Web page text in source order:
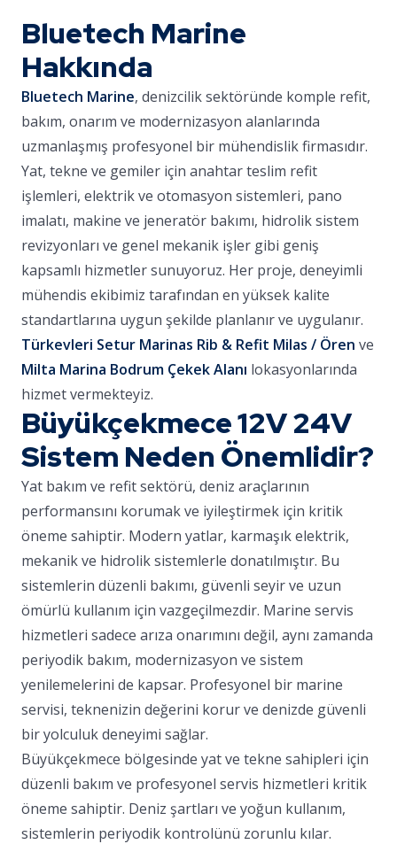
Bluetech Marine
Hakkında
Bluetech Marine, denizcilik sektöründe komple refit,
bakım, onarım ve modernizasyon alanlarında
uzmanlaşmış profesyonel bir mühendislik firmasıdır.
Yat, tekne ve gemiler için anahtar teslim refit
işlemleri, elektrik ve otomasyon sistemleri, pano
imalatı, makine ve jeneratör bakımı, hidrolik sistem
revizyonları ve genel mekanik işler gibi geniş
kapsamlı hizmetler sunuyoruz. Her proje, deneyimli
mühendis ekibimiz tarafından en yüksek kalite
standartlarına uygun şekilde planlanır ve uygulanır.
Türkevleri Setur Marinas Rib & Refit Milas / Ören ve
Milta Marina Bodrum Çekek Alanı lokasyonlarında
hizmet vermekteyiz.
Büyükçekmece 12V 24V
Sistem Neden Önemlidir?
Yat bakım ve refit sektörü, deniz araçlarının
performansını korumak ve iyileştirmek için kritik
öneme sahiptir. Modern yatlar, karmaşık elektrik,
mekanik ve hidrolik sistemlerle donatılmıştır. Bu
sistemlerin düzenli bakımı, güvenli seyir ve uzun
ömürlü kullanım için vazgeçilmezdir. Marine servis
hizmetleri sadece arıza onarımını değil, aynı zamanda
periyodik bakım, modernizasyon ve sistem
yenilemelerini de kapsar. Profesyonel bir marine
servisi, teknenizin değerini korur ve denizde güvenli
bir yolculuk deneyimi sağlar.
Büyükçekmece bölgesinde yat ve tekne sahipleri için
düzenli bakım ve profesyonel servis hizmetleri kritik
öneme sahiptir. Deniz şartları ve yoğun kullanım,
sistemlerin periyodik kontrolünü zorunlu kılar.